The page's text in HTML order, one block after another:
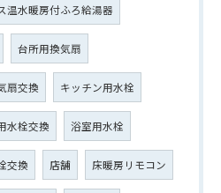
温水暖房付ふろ給湯器
台所用換気扇
扇交換 キッチン用水栓
水栓交換 浴室用水栓
交換 店舗 床暖房リモコン